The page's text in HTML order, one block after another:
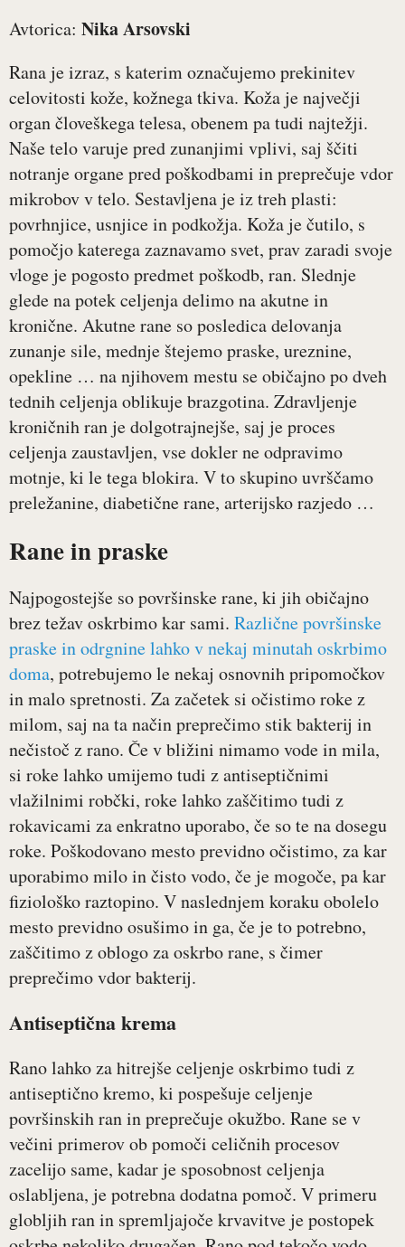
Avtorica: Nika Arsovski
Rana je izraz, s katerim označujemo prekinitev
celovitosti kože, kožnega tkiva. Koža je največji
organ človeškega telesa, obenem pa tudi najtežji.
Naše telo varuje pred zunanjimi vplivi, saj ščiti
notranje organe pred poškodbami in preprečuje vdor
mikrobov v telo. Sestavljena je iz treh plasti:
povrhnjice, usnjice in podkožja. Koža je čutilo, s
pomočjo katerega zaznavamo svet, prav zaradi svoje
vloge je pogosto predmet poškodb, ran. Slednje
glede na potek celjenja delimo na akutne in
kronične. Akutne rane so posledica delovanja
zunanje sile, mednje štejemo praske, ureznine,
opekline … na njihovem mestu se običajno po dveh
tednih celjenja oblikuje brazgotina. Zdravljenje
kroničnih ran je dolgotrajnejše, saj je proces
celjenja zaustavljen, vse dokler ne odpravimo
motnje, ki le tega blokira. V to skupino uvrščamo
preležanine, diabetične rane, arterijsko razjedo …
Rane in praske
Najpogostejše so površinske rane, ki jih običajno
brez težav oskrbimo kar sami. Različne površinske
praske in odrgnine lahko v nekaj minutah oskrbimo
doma, potrebujemo le nekaj osnovnih pripomočkov
in malo spretnosti. Za začetek si očistimo roke z
milom, saj na ta način preprečimo stik bakterij in
nečistoč z rano. Če v bližini nimamo vode in mila,
si roke lahko umijemo tudi z antiseptičnimi
vlažilnimi robčki, roke lahko zaščitimo tudi z
rokavicami za enkratno uporabo, če so te na dosegu
roke. Poškodovano mesto previdno očistimo, za kar
uporabimo milo in čisto vodo, če je mogoče, pa kar
fiziološko raztopino. V naslednjem koraku obolelo
mesto previdno osušimo in ga, če je to potrebno,
zaščitimo z oblogo za oskrbo rane, s čimer
preprečimo vdor bakterij.
Antiseptična krema
Rano lahko za hitrejše celjenje oskrbimo tudi z
antiseptično kremo, ki pospešuje celjenje
površinskih ran in preprečuje okužbo. Rane se v
večini primerov ob pomoči celičnih procesov
zacelijo same, kadar je sposobnost celjenja
oslabljena, je potrebna dodatna pomoč. V primeru
globljih ran in spremljajoče krvavitve je postopek